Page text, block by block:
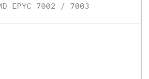
EPYC 7002 / 7003